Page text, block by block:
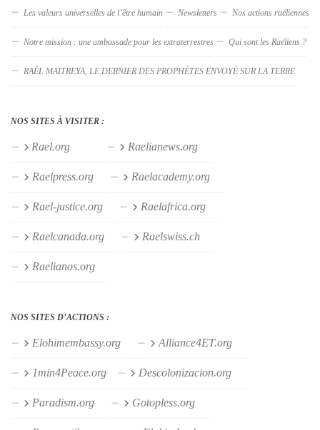
Les valeurs universelles de l’être humain Newsletters Nos actions raéliennes
Notre mission : une ambassade pour les extraterrestres Qui sont les Raéliens ?
RAËL MAITREYA, LE DERNIER DES PROPHÈTES ENVOYÉ SUR LA TERRE
NOS SITES À VISITER :
Rael.org Raelianews.org
Raelpress.org Raelacademy.org
Rael-justice.org Raelafrica.org
Raelcanada.org Raelswiss.ch
Raelianos.org
NOS SITES D’ACTIONS :
Elohimembassy.org Alliance4ET.org
1min4Peace.org Descolonizacion.org
Paradism.org Gotopless.org